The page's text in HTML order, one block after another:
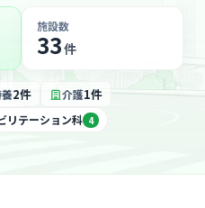
施設数
33件
2件 介護1件
リテーション科 4